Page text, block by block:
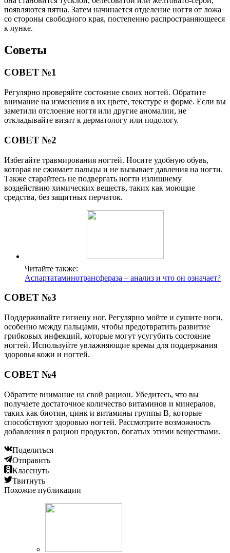
появляются пятна. Затем начинается отделение ногтя от ложа
со стороны свободного края, постепенно распространяющееся
к лунке.
Советы
СОВЕТ №1
Регулярно проверяйте состояние своих ногтей. Обратите
внимание на изменения в их цвете, текстуре и форме. Если вы
заметили отслоение ногтя или другие аномалии, не
откладывайте визит к дерматологу или подологу.
СОВЕТ №2
Избегайте травмирования ногтей. Носите удобную обувь,
которая не сжимает пальцы и не вызывает давления на ногти.
Также старайтесь не подвергать ногти излишнему
воздействию химических веществ, таких как моющие
средства, без защитных перчаток.
Читайте также:
Аспартатаминотрансфераза – анализ и что он означает?
СОВЕТ №3
Поддерживайте гигиену ног. Регулярно мойте и сушите ноги,
особенно между пальцами, чтобы предотвратить развитие
грибковых инфекций, которые могут усугубить состояние
ногтей. Используйте увлажняющие кремы для поддержания
здоровья кожи и ногтей.
СОВЕТ №4
Обратите внимание на свой рацион. Убедитесь, что вы
получаете достаточное количество витаминов и минералов,
таких как биотин, цинк и витамины группы B, которые
способствуют здоровью ногтей. Рассмотрите возможность
добавления в рацион продуктов, богатых этими веществами.
Поделиться
Отправить
Класснуть
Твитнуть
Похожие публикации